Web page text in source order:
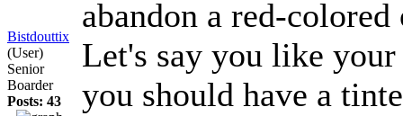
Bistdouttix
(User)
Senior
Boarder
Posts: 43
abandon a red-
Let's say you like
you should have a